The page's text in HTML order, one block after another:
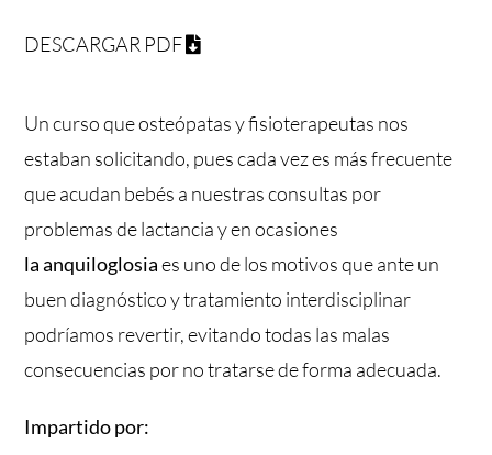
DESCARGAR PDF
Un curso que osteópatas y fisioterapeutas nos
estaban solicitando, pues cada vez es más frecuente
que acudan bebés a nuestras consultas por
problemas de lactancia y en ocasiones
la anquiloglosiaes uno de los motivos que ante un
buen diagnóstico y tratamiento interdisciplinar
podríamos revertir, evitando todas las malas
consecuencias por no tratarse de forma adecuada.
Impartido por: